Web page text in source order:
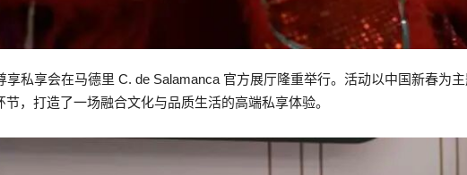
享私享会在马德里 C. de Salamanca 官方展厅隆重举行。活动以中国新春为
，打造了一场融合文化与品质生活的高端私享体验。